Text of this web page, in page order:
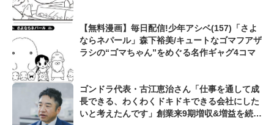
【無料漫画】毎日配信!少年アシベ(157)「さよ
ならネパール」森下裕美/キュートなゴマフアザ
ラシの“ゴマちゃん”をめぐる名作ギャグ4コマ
ゴンドラ代表・古江恵治さん「仕事を通して成
長できる、わくわくドキドキできる会社にした
いと考えたんです」創業来9期増収&増益を続け